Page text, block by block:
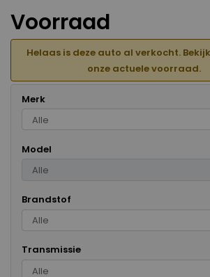
Voorraad
Helaas is deze auto al verkocht.
onze actuele voorraad.
Merk
Model
Brandstof
Transmissie